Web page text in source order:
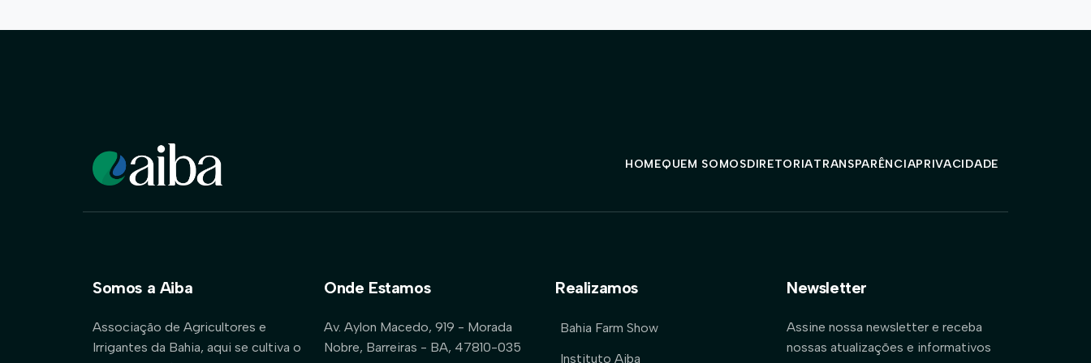
HOMEQUEM SOMOSDIRETORIATRANSPARÊNCIAPRIVACIDADE
Somos a Aiba
Associação de Agricultores e
Irrigantes da Bahia, aqui se cultiva o
Onde Estamos
Av. Aylon Macedo, 919 - Morada
Nobre, Barreiras - BA, 47810-035
Realizamos
Bahia Farm Show
Instituto Aiba
Newsletter
Assine nossa newsletter e receba
nossas atualizações e informativos